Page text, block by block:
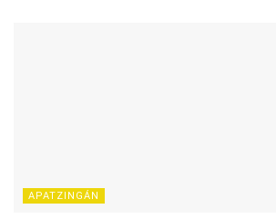
APATZINGÁN